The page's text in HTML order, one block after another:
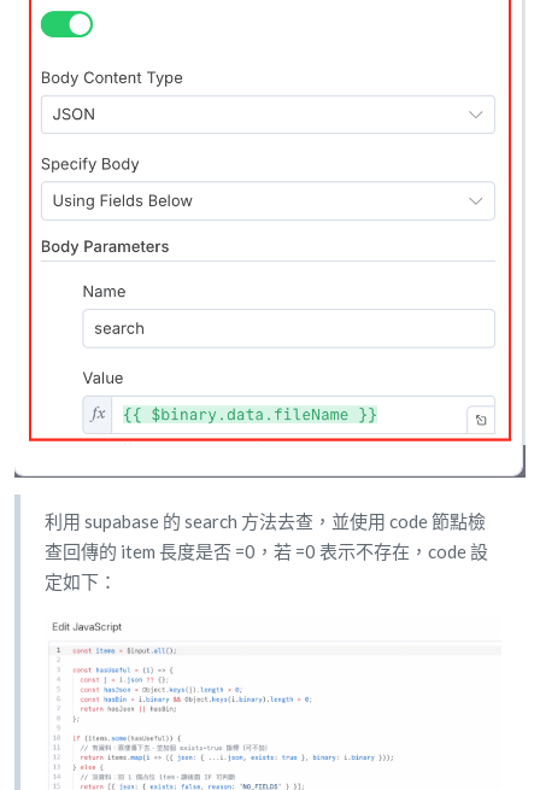
利用 supabase 的 search 方法去查，並使用 code 節點檢
查回傳的 item 長度是否 =0，若 =0 表示不存在，code 設
定如下：